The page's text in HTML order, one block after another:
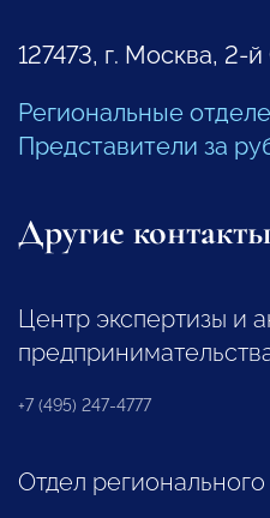
127473, г. Москва, 2-
Региональные
Представители за
Другие контакты
Центр экспертизы и
+7 (495) 247-4777
Отдел регионального